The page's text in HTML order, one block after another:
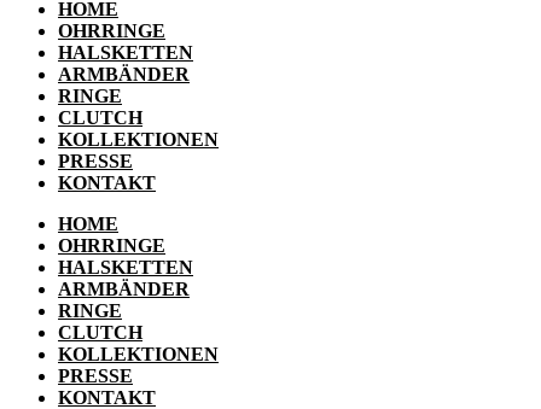
HOME
OHRRINGE
HALSKETTEN
ARMBÄNDER
RINGE
CLUTCH
KOLLEKTIONEN
PRESSE
KONTAKT
HOME
OHRRINGE
HALSKETTEN
ARMBÄNDER
RINGE
CLUTCH
KOLLEKTIONEN
PRESSE
KONTAKT